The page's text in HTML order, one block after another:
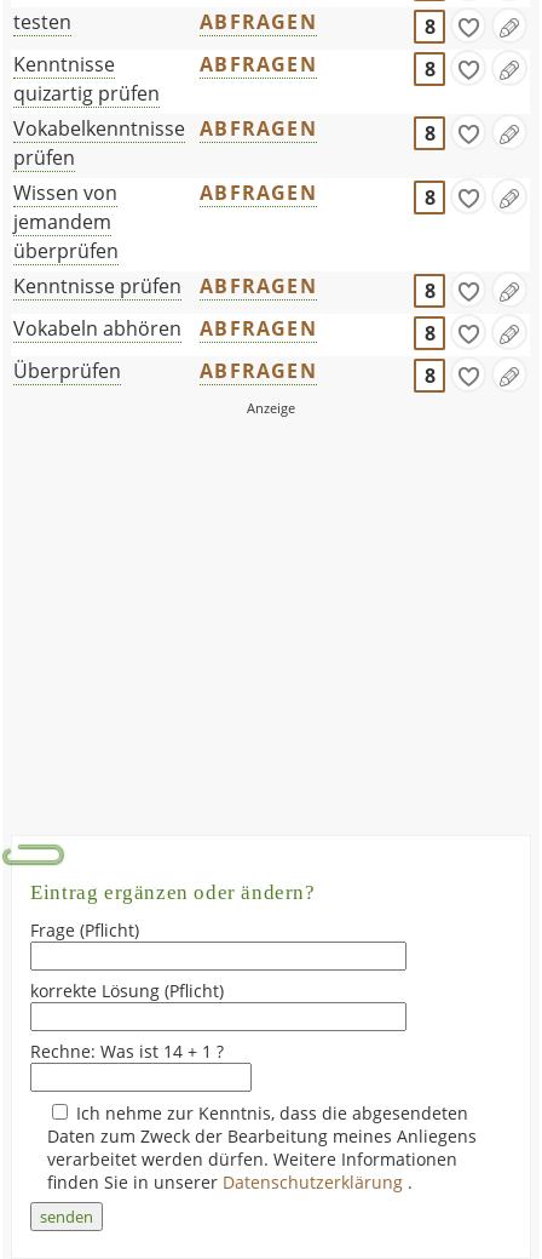
testen
ABFRAGEN
8
Kenntnisse
quizartig prüfen
ABFRAGEN 8
Vokabelkenntnisse
prüfen
ABFRAGEN 8
Wissen von
jemandem
überprüfen
ABFRAGEN 8
Kenntnisse prüfen ABFRAGEN
8
Vokabeln abhören
ABFRAGEN
8
Überprüfen
ABFRAGEN 8
Eintrag ergänzen oder ändern?
Frage (Pflicht)
korrekte Lösung (Pflicht)
Rechne: Was ist 14 + 1 ?
Ich nehme zur Kenntnis, dass die abgesendeten
Daten zum Zweck der Bearbeitung meines Anliegens
verarbeitet werden dürfen. Weitere Informationen
finden Sie in unserer Datenschutzerklärung .